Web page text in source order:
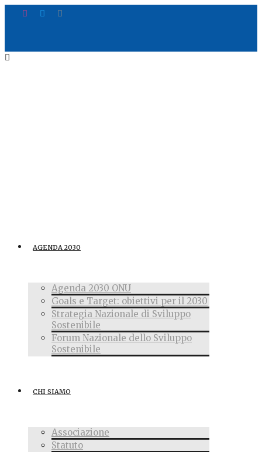
AGENDA 2030
Agenda 2030 ONU
Goals e Target: obiettivi per il 2030
Strategia Nazionale di Sviluppo
Sostenibile
Forum Nazionale dello Sviluppo
Sostenibile
CHI SIAMO
Associazione
Statuto